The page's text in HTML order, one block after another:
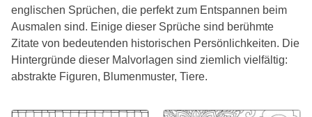
englischen Sprüchen, die perfekt zum Entspannen beim
Ausmalen sind. Einige dieser Sprüche sind berühmte
Zitate von bedeutenden historischen Persönlichkeiten. Die
Hintergründe dieser Malvorlagen sind ziemlich vielfältig:
abstrakte Figuren, Blumenmuster, Tiere.